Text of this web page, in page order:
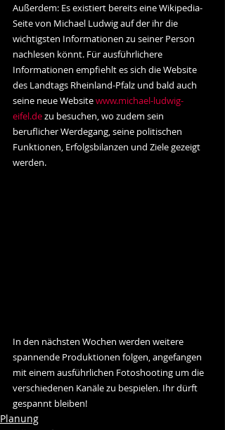
Außerdem: Es existiert bereits eine Wikipedia-
Seite von Michael Ludwig auf der ihr die
wichtigsten Informationen zu seiner Person
nachlesen könnt. Für ausführlichere
Informationen empfiehlt es sich die Website
des Landtags Rheinland-Pfalz und bald auch
seine neue Website www.michael-ludwig-
eifel.de zu besuchen, wo zudem sein
beruflicher Werdegang, seine politischen
Funktionen, Erfolgsbilanzen und Ziele gezeigt
werden.
In den nächsten Wochen werden weitere
spannende Produktionen folgen, angefangen
mit einem ausführlichen Fotoshooting um die
verschiedenen Kanäle zu bespielen. Ihr dürft
gespannt bleiben!
Planung